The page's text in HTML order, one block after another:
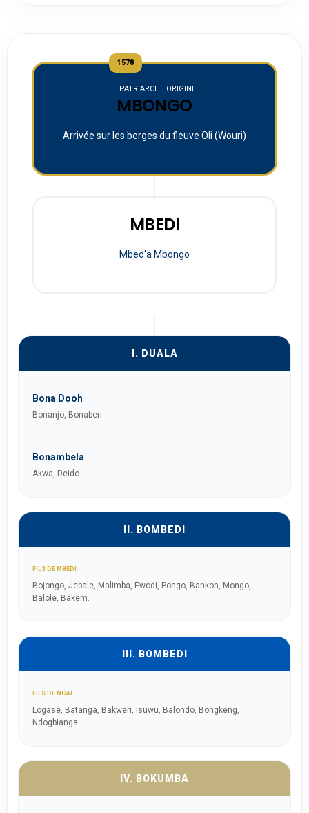
1578
LE PATRIARCHE ORIGINEL
MBONGO
Arrivée sur les berges du fleuve Oli (Wouri)
MBEDI
Mbed'a Mbongo
I. DUALA
Bona Dooh
Bonanjo, Bonaberi
Bonambela
Akwa, Deido
II. BOMBEDI
FILS DE MBEDI
Bojongo, Jebale, Malimba, Ewodi, Pongo, Bankon, Mongo,
Balole, Bakem.
III. BOMBEDI
FILS DE NGAE
Logase, Batanga, Bakweri, Isuwu, Balondo, Bongkeng,
Ndogbianga.
IV. BOKUMBA